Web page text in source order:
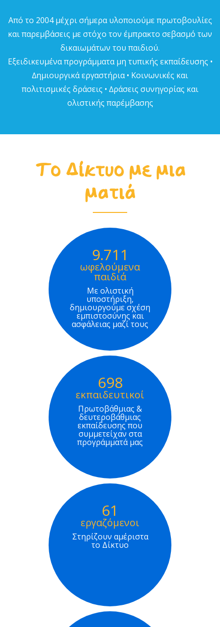
Από το 2004 µέχρι σήµερα υλοποιούµε πρωτοβουλίες
και παρεµβάσεις µε στόχο τον έµπρακτο σεβασµό των
δικαιωµάτων του παιδιού.
Εξειδικευµένα προγράµµατα µη τυπικής εκπαίδευσης •
∆ηµιουργικά εργαστήρια • Κοινωνικές και
πολιτισµικές δράσεις • ∆ράσεις συνηγορίας και
ολιστικής παρέµβασης
Το Δίκτυο με μια
ματιά
9.711
ωφελούμενα
παιδιά
Με ολιστική
υποστήριξη,
δημιουργούμε σχέση
εμπιστοσύνης και
ασφάλειας μαζί τους
698
εκπαιδευτικοί
Πρωτοβάθμιας &
δευτεροβάθμιας
εκπαίδευσης που
συμμετείχαν στα
προγράμματά μας
61
εργαζόμενοι
Στηρίζουν αμέριστα
το Δίκτυο